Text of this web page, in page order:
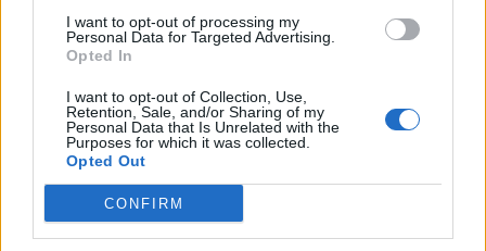
I want to opt-out of processing my
Personal Data for Targeted Advertising.
Opted In
I want to opt-out of Collection, Use,
Retention, Sale, and/or Sharing of my
Personal Data that Is Unrelated with the
Purposes for which it was collected.
Opted Out
CONFIRM
cogitans ) , che determina essa stessa ,
come causa prima e incausata ( causa sui )
e quindi libera , l’ irradiazione degli spiriti
nei nervi e i conseguenti movimenti del
corpo . Ma così facendo Cartesio non
risolve definitivamente il problema del
rapporto anima – corpo , bensì si limita a